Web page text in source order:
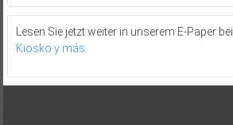
Lesen Sie jetzt weiter in unserem E-Paper bei
Kiosko y más